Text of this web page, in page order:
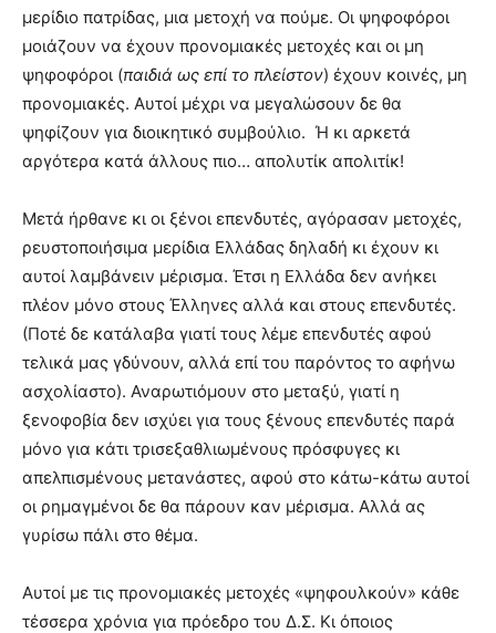
μερίδιο πατρίδας, μια μετοχή να πούμε. Οι ψηφοφόροι
μοιάζουν να έχουν προνομιακές μετοχές και οι μη
ψηφοφόροι (παιδιά ως επί το πλείστον) έχουν κοινές, μη
προνομιακές. Αυτοί μέχρι να μεγαλώσουν δε θα
ψηφίζουν για διοικητικό συμβούλιο. Ή κι αρκετά
αργότερα κατά άλλους πιο… απολυτίκ απολιτίκ!
Μετά ήρθανε κι οι ξένοι επενδυτές, αγόρασαν μετοχές,
ρευστοποιήσιμα μερίδια Ελλάδας δηλαδή κι έχουν κι
αυτοί λαμβάνειν μέρισμα. Έτσι η Ελλάδα δεν ανήκει
πλέον μόνο στους Έλληνες αλλά και στους επενδυτές.
(Ποτέ δε κατάλαβα γιατί τους λέμε επενδυτές αφού
τελικά μας γδύνουν, αλλά επί του παρόντος το αφήνω
ασχολίαστο). Αναρωτιόμουν στο μεταξύ, γιατί η
ξενοφοβία δεν ισχύει για τους ξένους επενδυτές παρά
μόνο για κάτι τρισεξαθλιωμένους πρόσφυγες κι
απελπισμένους μετανάστες, αφού στο κάτω-κάτω αυτοί
οι ρημαγμένοι δε θα πάρουν καν μέρισμα. Αλλά ας
γυρίσω πάλι στο θέμα.
Αυτοί με τις προνομιακές μετοχές «ψηφουλκούν» κάθε
τέσσερα χρόνια για πρόεδρο του Δ.Σ. Κι όποιος